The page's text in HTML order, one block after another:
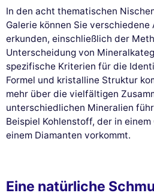
Diese Website verwendet
Surferlebnis zu verbessern, unsere
In den acht thematischen
Galerie können Sie
erkunden, einschließlich der
Unterscheidung von
spezifische Kriterien für die
Formel und kristalline Struktur
mehr über die vielfältigen
unterschiedlichen Mineralien
Beispiel Kohlenstoff, der in
einem Diamanten vorkommt.
Eine natürliche